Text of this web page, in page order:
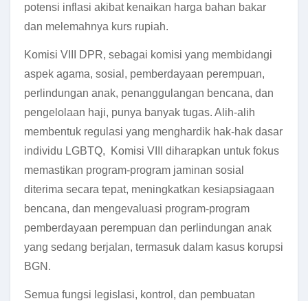
potensi inflasi akibat kenaikan harga bahan bakar
dan melemahnya kurs rupiah.
Komisi VIII DPR, sebagai komisi yang membidangi
aspek agama, sosial, pemberdayaan perempuan,
perlindungan anak, penanggulangan bencana, dan
pengelolaan haji, punya banyak tugas. Alih-alih
membentuk regulasi yang menghardik hak-hak dasar
individu LGBTQ, Komisi VIII diharapkan untuk fokus
memastikan program-program jaminan sosial
diterima secara tepat, meningkatkan kesiapsiagaan
bencana, dan mengevaluasi program-program
pemberdayaan perempuan dan perlindungan anak
yang sedang berjalan, termasuk dalam kasus korupsi
BGN.
Semua fungsi legislasi, kontrol, dan pembuatan